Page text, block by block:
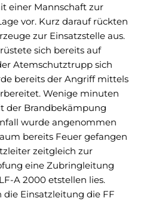
einer Mannschaft zur
vor. Kurz darauf rückten
zur Einsatzstelle aus.
sich bereits auf
Atemschutztrupp sich
bereits der Angriff mittels
Wenige minuten
der Brandbekämpung
wurde angenommen
bereits Feuer gefangen
zeitgleich zur
eine Zubringleitung
A 2000 etstellen lies.
Einsatzleitung die FF